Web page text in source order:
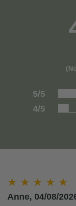
5/5
4/5
★ ★ ★ ★ ★
Anne, 04/08/
commande,
suivre